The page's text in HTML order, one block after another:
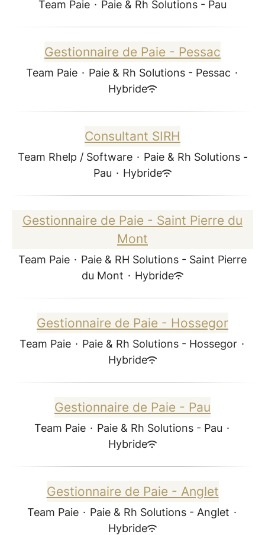
Team Paie · Paie & Rh Solutions - Pau
Gestionnaire de Paie - Pessac
Team Paie · Paie & Rh Solutions - Pessac ·
Hybride
Consultant SIRH
Team Rhelp / Software · Paie & Rh Solutions -
Pau · Hybride
Gestionnaire de Paie - Saint Pierre du
Mont
Team Paie · Paie & RH Solutions - Saint Pierre
du Mont · Hybride
Gestionnaire de Paie - Hossegor
Team Paie · Paie & Rh Solutions - Hossegor ·
Hybride
Gestionnaire de Paie - Pau
Team Paie · Paie & Rh Solutions - Pau ·
Hybride
Gestionnaire de Paie - Anglet
Team Paie · Paie & Rh Solutions - Anglet ·
Hybride